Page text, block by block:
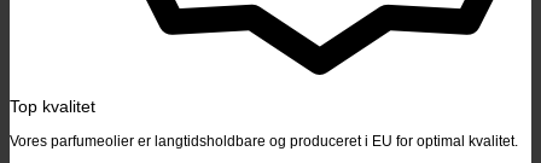
Top kvalitet
Vores parfumeolier er langtidsholdbare og produceret i EU for optimal kvalitet.